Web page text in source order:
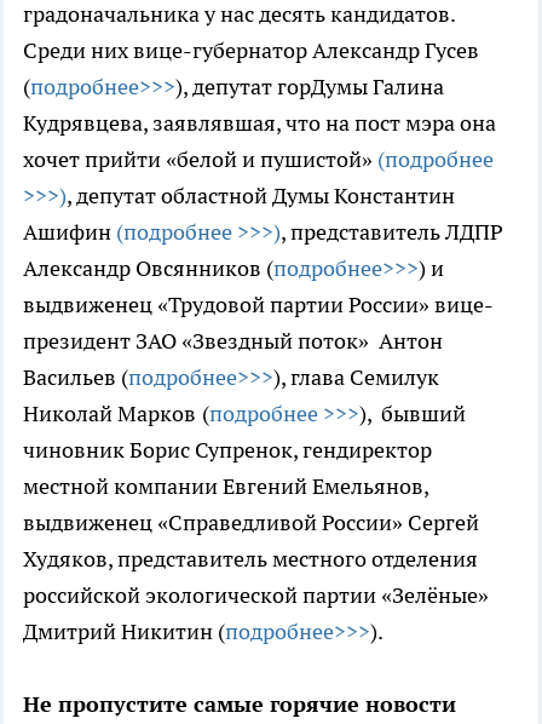
градоначальника у нас десять кандидатов.
Среди них вице-губернатор Александр Гусев
(подробнее>>>), депутат горДумы Галина
Кудрявцева, заявлявшая, что на пост мэра она
хочет прийти «белой и пушистой» (подробнее
>>>), депутат областной Думы Константин
Ашифин (подробнее >>>), представитель ЛДПР
Александр Овсянников (подробнее>>>) и
выдвиженец «Трудовой партии России» вице-
президент ЗАО «Звездный поток» Антон
Васильев (подробнее>>>), глава Семилук
Николай Марков (подробнее >>>), бывший
чиновник Борис Супренок, гендиректор
местной компании Евгений Емельянов,
выдвиженец «Справедливой России» Сергей
Худяков, представитель местного отделения
российской экологической партии «Зелёные»
Дмитрий Никитин (подробнее>>>).
Не пропустите самые горячие новости